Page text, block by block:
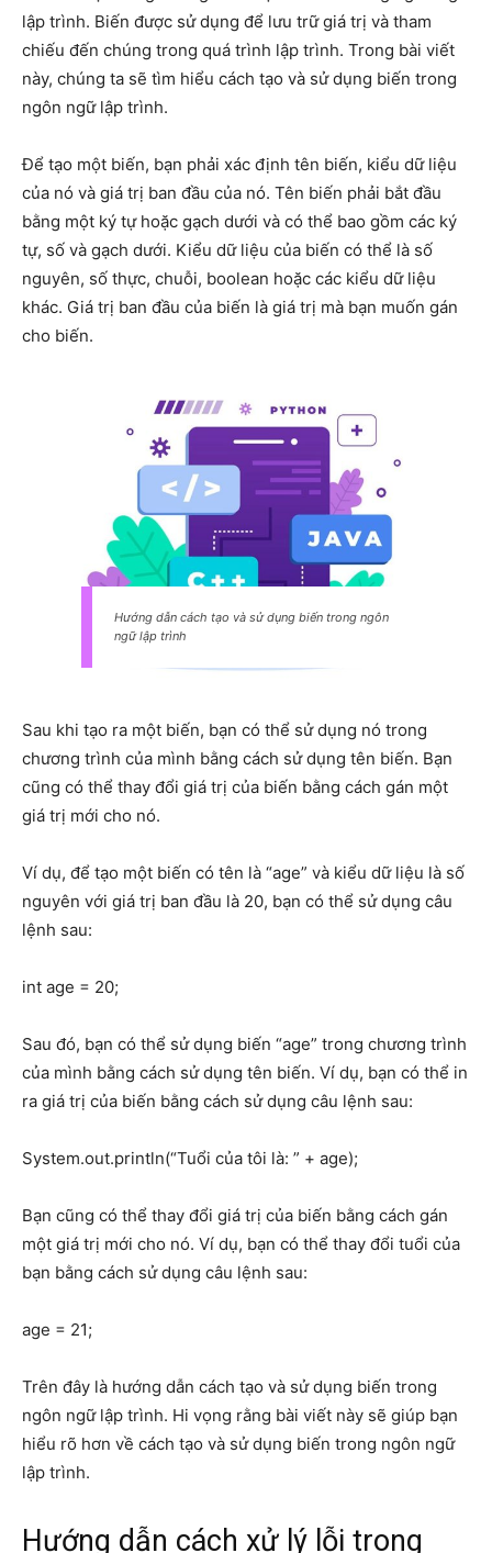
lập trình. Biến được sử dụng để lưu trữ giá trị và tham
chiếu đến chúng trong quá trình lập trình. Trong bài viết
này, chúng ta sẽ tìm hiểu cách tạo và sử dụng biến trong
ngôn ngữ lập trình.
Để tạo một biến, bạn phải xác định tên biến, kiểu dữ liệu
của nó và giá trị ban đầu của nó. Tên biến phải bắt đầu
bằng một ký tự hoặc gạch dưới và có thể bao gồm các ký
tự, số và gạch dưới. Kiểu dữ liệu của biến có thể là số
nguyên, số thực, chuỗi, boolean hoặc các kiểu dữ liệu
khác. Giá trị ban đầu của biến là giá trị mà bạn muốn gán
cho biến.
Hướng dẫn cách tạo và sử dụng biến trong ngôn
ngữ lập trình
Sau khi tạo ra một biến, bạn có thể sử dụng nó trong
chương trình của mình bằng cách sử dụng tên biến. Bạn
cũng có thể thay đổi giá trị của biến bằng cách gán một
giá trị mới cho nó.
Ví dụ, để tạo một biến có tên là “age” và kiểu dữ liệu là số
nguyên với giá trị ban đầu là 20, bạn có thể sử dụng câu
lệnh sau:
int age = 20;
Sau đó, bạn có thể sử dụng biến “age” trong chương trình
của mình bằng cách sử dụng tên biến. Ví dụ, bạn có thể in
ra giá trị của biến bằng cách sử dụng câu lệnh sau:
System.out.println(“Tuổi của tôi là: ” + age);
Bạn cũng có thể thay đổi giá trị của biến bằng cách gán
một giá trị mới cho nó. Ví dụ, bạn có thể thay đổi tuổi của
bạn bằng cách sử dụng câu lệnh sau:
age = 21;
Trên đây là hướng dẫn cách tạo và sử dụng biến trong
ngôn ngữ lập trình. Hi vọng rằng bài viết này sẽ giúp bạn
hiểu rõ hơn về cách tạo và sử dụng biến trong ngôn ngữ
lập trình.
Hướng dẫn cách xử lý lỗi trong